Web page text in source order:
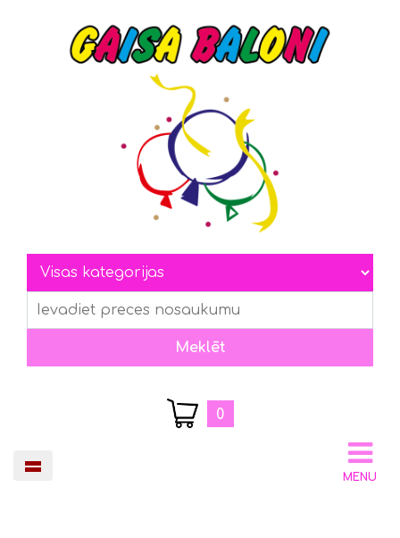
0
MENU